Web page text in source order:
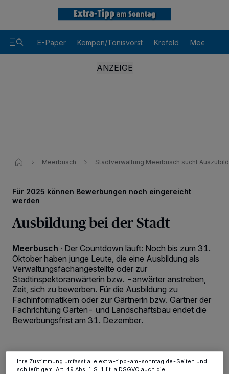
E-Paper Kempen/Tönisvorst Krefeld Meerbusch
Meerbusch Stadtverwaltung Meerbusch sucht
Für 2025 können Bewerbungen noch eingereicht
werden
Ausbildung bei der Stadt
Meerbusch · Der Countdown läuft: Noch bis zum 31.
Oktober haben junge Leute, die eine Ausbildung als
Verwaltungsfachangestellte oder zur
Stadtinspektoranwärterin bzw. -anwärter anstreben,
Zeit, sich zu bewerben. Für die Ausbildung zu
Fachinformatikern oder zur Gärtnerin bzw. Gärtner der
Fachrichtung Garten- und Landschaftsbau endet die
Bewerbungsfrist am 31. Dezember.
23.09.2024 , 16:09 Uhr 2 Minuten Lesezeit
Wir und unsere218-Partner speichern und greifen auf
personenbezogene Daten wie Browserdaten oder eindeutige
Kennungen auf Ihrem Gerät zu. Durch Auswahl von OK aktivieren Sie
Tracking-Technologien für die unter „Wir und unsere Partner
verarbeiten Daten, um Ihnen Dienste bereitzustellen“ aufgeführten
Zwecke. Wenn Tracker deaktiviert sind, sind manche Inhalte und
Anzeigen möglicherweise nicht mehr so relevant für Sie. Sie können
dieses Menü jederzeit wieder aufrufen, um Ihre Einstellungen zu
ändern oder Ihre Einwilligung zu widerrufen, indem Sie auf den Link
Ihre Zustimmung umfasst alle extra-tipp-am-sonntag.de-Seiten und
schließt gem. Art. 49 Abs. 1 S. 1 lit. a DSGVO auch die